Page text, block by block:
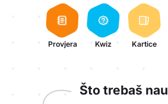
Aktivnosti lekcije
Provjera Kwiz Kartice
Što trebaš